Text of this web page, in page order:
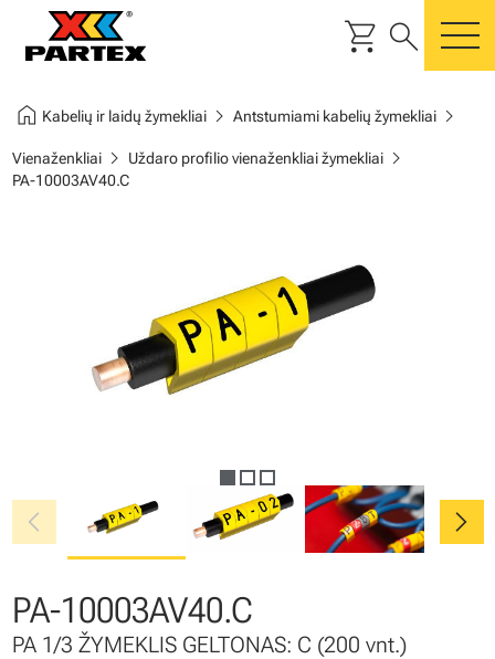
shopping_cart search
home Kabelių ir laidų žymekliaichevron_right Antstumiami kabelių žymekliaichevron_right
Vienaženkliaichevron_right Uždaro profilio vienaženkliai žymekliaichevron_right
PA-10003AV40.C
chevron_left chevron_right
PA-10003AV40.C
PA 1/3 ŽYMEKLIS GELTONAS: C (200 vnt.)